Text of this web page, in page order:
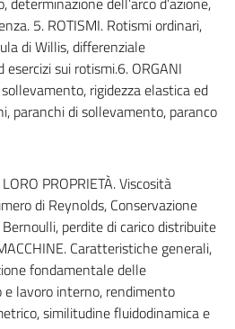
5. ROTISMI. Rotismi ordinari,
di Willis, differenziale
sui rotismi.6. ORGANI
rigidezza elastica ed
paranchi di sollevamento, paranco
PROPRIETÀ. Viscosità
di Reynolds, Conservazione
perdite di carico distribuite
Caratteristiche generali,
fondamentale delle
e lavoro interno, rendimento
similitudine fluidodinamica e